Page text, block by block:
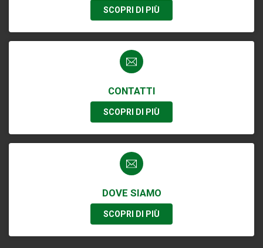
SCOPRI DI PIÙ
CONTATTI
SCOPRI DI PIÙ
DOVE SIAMO
SCOPRI DI PIÙ